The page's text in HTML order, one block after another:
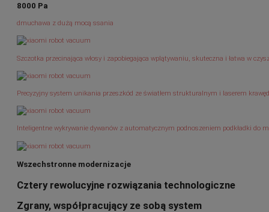
8000 Pa
dmuchawa z dużą mocą ssania
Szczotka przecinająca włosy i zapobiegająca wplątywaniu, skuteczna i łatwa w
Precyzyjny system unikania przeszkód ze światłem strukturalnym i laserem
Inteligentne wykrywanie dywanów z automatycznym podnoszeniem podkładki do
Wszechstronne modernizacje
Cztery rewolucyjne rozwiązania technologiczne
Zgrany, współpracujący ze sobą system